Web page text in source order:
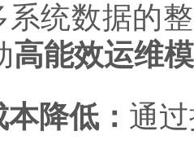
系统数据的
高能效运维
降低： 通